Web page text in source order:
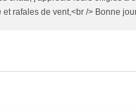
rafales de vent,<br /> Bonne